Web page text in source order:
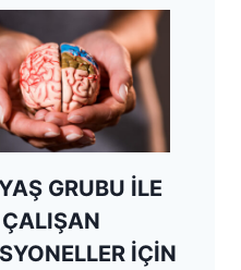
GRUBU İLE
ÇALIŞAN
İÇİN